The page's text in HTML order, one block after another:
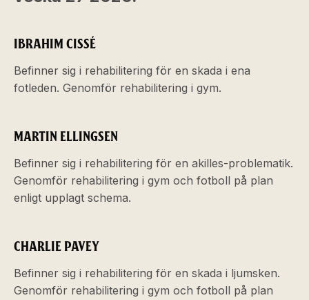
IBRAHIM CISSÉ
Befinner sig i rehabilitering för en skada i ena
fotleden. Genomför rehabilitering i gym.
MARTIN ELLINGSEN
Befinner sig i rehabilitering för en akilles-problematik.
Genomför rehabilitering i gym och fotboll på plan
enligt upplagt schema.
CHARLIE PAVEY
Befinner sig i rehabilitering för en skada i ljumsken.
Genomför rehabilitering i gym och fotboll på plan